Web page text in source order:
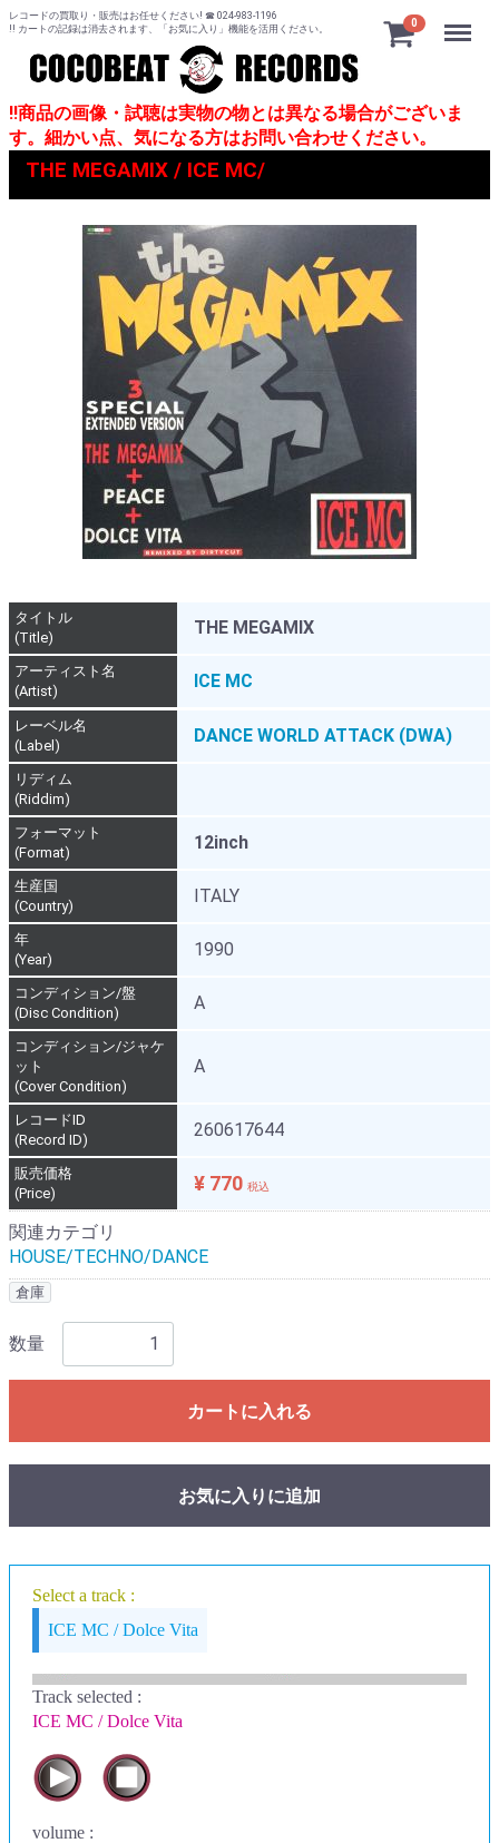
レコードの買取り・販売はお任せください! ☎ 024-983-1196
!! カートの記録は消去されます、「お気に入り」機能を活用ください。
0 Menu
!!商品の画像・試聴は実物の物とは異なる場合がございま
す。細かい点、気になる方はお問い合わせください。
THE MEGAMIX / ICE MC/
タイトル
(Title)
THE MEGAMIX
アーティスト名
(Artist)
ICE MC
レーベル名
(Label)
DANCE WORLD ATTACK (DWA)
リディム
(Riddim)
フォーマット
(Format)
12inch
生産国
(Country)
ITALY
年
(Year)
1990
コンディション/盤
(Disc Condition)
A
コンディション/ジャケ
ット
(Cover Condition)
A
レコードID
(Record ID)
260617644
販売価格
(Price)
¥ 770 税込
関連カテゴリ
HOUSE/TECHNO/DANCE
倉庫
数量
カートに入れる
お気に入りに追加
Select a track :
ICE MC / Dolce Vita
Track selected :
ICE MC / Dolce Vita
volume :